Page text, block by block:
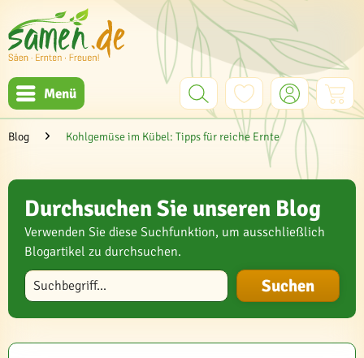
Menü
Blog Kohlgemüse im Kübel: Tipps für reiche Ernte
Durchsuchen Sie unseren Blog
Verwenden Sie diese Suchfunktion, um ausschließlich
Blogartikel zu durchsuchen.
Blog durchsuchen